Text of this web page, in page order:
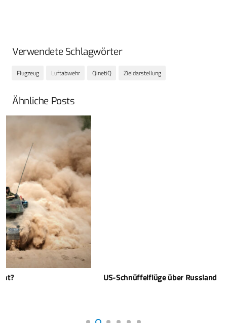
Verwendete Schlagwörter
Flugzeug Luftabwehr QinetiQ Zieldarstellung
Ähnliche Posts
US-Schnüffelflüge über Russland